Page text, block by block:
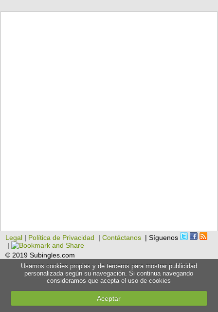
Legal | Política de Privacidad |Contáctanos | Síguenos
|
© 2019 Subingles.com
Usamos cookies propias y de terceros para mostrar publicidad
personalizada según su navegación. Si continua navegando
consideramos que acepta el uso de cookies
Aceptar